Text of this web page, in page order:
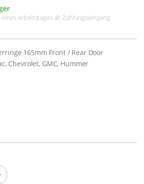
Arbeitstages ab Zahlungseingang
165mm Front / Rear Door
Chevrolet, GMC, Hummer